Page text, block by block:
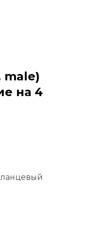
male)
на 4